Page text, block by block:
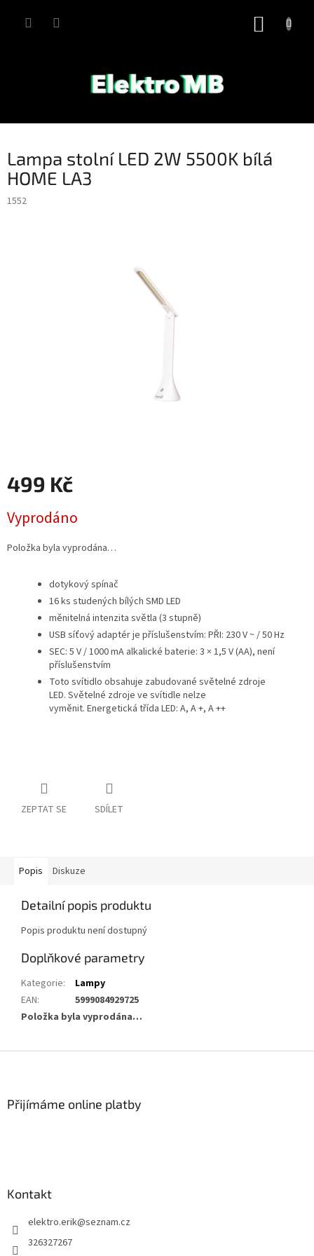
Lampa stolní LED 2W 5500K bílá
HOME LA3
1552
499 Kč
cena:
Vyprodáno
Položka byla vyprodána…
dotykový spínač
16 ks studených bílých SMD LED
měnitelná intenzita světla (3 stupně)
USB síťový adaptér je příslušenstvím: PŘI: 230 V ~ / 50 Hz
SEC: 5 V / 1000 mA alkalické baterie: 3 × 1,5 V (AA), není
příslušenstvím
Toto svítidlo obsahuje zabudované světelné zdroje
LED. Světelné zdroje ve svítidle nelze
vyměnit. Energetická třída LED: A, A +, A ++
ZEPTAT SE SDÍLET
Popis Diskuze
Detailní popis produktu
Popis produktu není dostupný
Doplňkové parametry
Kategorie:
Lampy
EAN:
5999084929725
Položka byla vyprodána…
Přijímáme online platby
Kontakt
elektro.erik@seznam.cz
326327267